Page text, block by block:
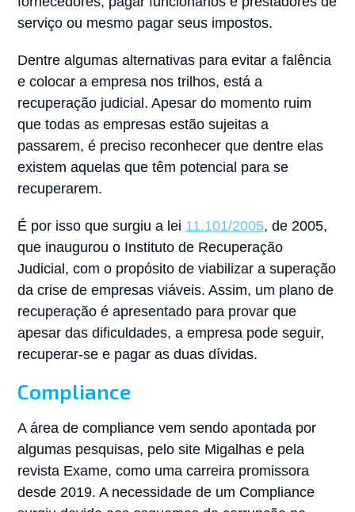
serviço ou mesmo pagar seus impostos.
Dentre algumas alternativas para evitar a falência
e colocar a empresa nos trilhos, está a
recuperação judicial. Apesar do momento ruim
que todas as empresas estão sujeitas a
passarem, é preciso reconhecer que dentre elas
existem aquelas que têm potencial para se
recuperarem.
É por isso que surgiu a lei 11.101/2005, de 2005,
que inaugurou o Instituto de Recuperação
Judicial, com o propósito de viabilizar a superação
da crise de empresas viáveis. Assim, um plano de
recuperação é apresentado para provar que
apesar das dificuldades, a empresa pode seguir,
recuperar-se e pagar as duas dívidas.
Compliance
A área de compliance vem sendo apontada por
algumas pesquisas, pelo site Migalhas e pela
revista Exame, como uma carreira promissora
desde 2019. A necessidade de um Compliance